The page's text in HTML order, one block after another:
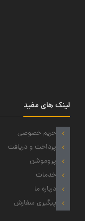
لینک های مفید
حریم خصوصی
پرداخت و دریافت
پروموشن
خدمات
درباره ما
پیگیری سفارش